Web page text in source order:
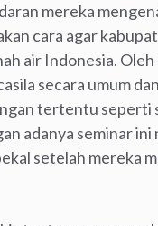
mereka
cara agar
air Indonesia.
secara umum
tertentu seperti
adanya seminar
setelah mereka